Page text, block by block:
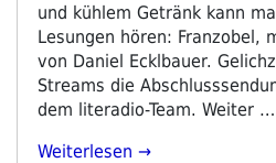
und kühlem Getränk kann
Lesungen hören: Franzobel,
von Daniel Ecklbauer.
Streams die
dem literadio-Team. Weiter …
„Und
Weiterlesen